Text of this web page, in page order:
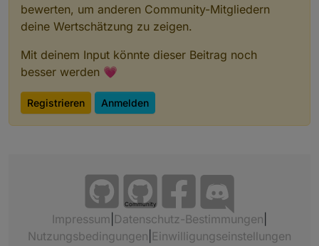
bewerten, um anderen Community-Mitgliedern
deine Wertschätzung zu zeigen.
Mit deinem Input könnte dieser Beitrag noch
besser werden 💗
Registrieren Anmelden
Community
Impressum Datenschutz-Bestimmungen
Nutzungsbedingungen Einwilligungseinstellungen